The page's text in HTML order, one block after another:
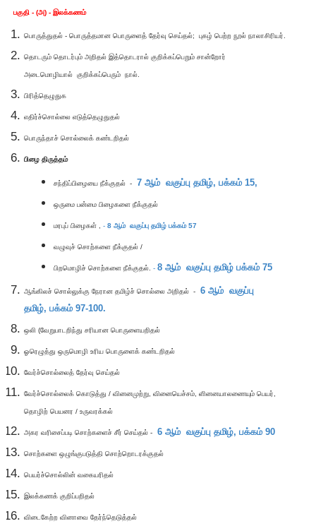
பகுதி - (அ) - இலக்கணம்
பொருத்துதல் - பொருத்தமான பொருளைத் தேர்வு செய்தல்; புகழ் பெற்ற நூல் நாலாசிரியர்.
தொடரும் தொடர்பும் அறிதல் இத்தொடரால் குறிக்கப்பெறும் சான்றோர்
அடைமொழியால் குறிக்கப்பெரும் நால்.
பிரித்தெழுதுக
எதிர்ச்சொல்லை எடுத்தெழுதுதல்
பொருந்தாச் சொல்லைக் கண்டறிதல்
பிழை திருத்தம்
சந்திப்பிழையை நீக்குதல் - 7ஆம் வகுப்பு தமிழ்,பக்கம் 15,
ஒருமை பன்மை பிழைகளை நீக்குதல்
மரபுப் பிழைகள் ,-8ஆம் வகுப்பு தமிழ்பக்கம் 57
வழுவுச் சொற்களை நீக்குதல் /
பிறமொழிச் சொற்களை நீக்குதல்.-8ஆம் வகுப்பு தமிழ்பக்கம் 75
ஆங்கிலச் சொல்லுக்கு நேரான தமிழ்ச் சொல்லை அறிதல் - 6 ஆம் வகுப்பு
தமிழ், பக்கம் 97-100.
ஒலி (வேறுபாடறிந்து சரியான பொருளையறிதல்
ஓரெழுத்து ஒருமொழி உரிய பொருளைக் கண்டறிதல்
வேர்ச்சொல்லைத் தேர்வு செய்தல்
வேர்ச்சொல்லைக் கொடுத்து / வினனமுற்று, வினையெச்சம், ளினனயாலணையும் பெயர்,
தொழிற் பெயனர / உருவரக்கல்
அகர வரிசைப்படி சொற்களைச் சீர் செய்தல் - 6 ஆம் வகுப்பு தமிழ், பக்கம் 90
சொற்களை ஒழுங்குபடுத்தி சொற்றொடரக்குதல்
பெயர்ச்சொல்லின் வகையரிதல்
இலக்கணக் குறிப்பறிதல்
விடைகேற்ற வினாவை தேர்ந்தெடுத்தல்